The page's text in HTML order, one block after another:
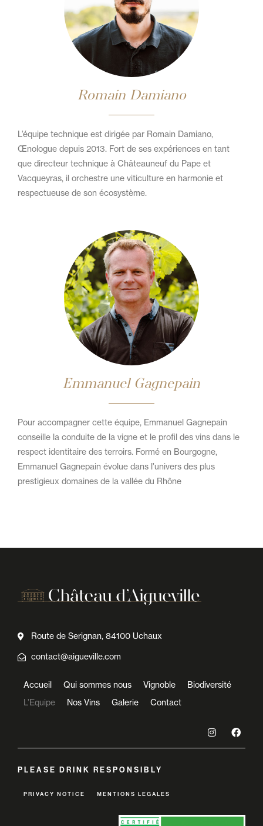
Romain Damiano
L’équipe technique est dirigée par Romain Damiano,
Œnologue depuis 2013. Fort de ses expériences en tant
que directeur technique à Châteauneuf du Pape et
Vacqueyras, il orchestre une viticulture en harmonie et
respectueuse de son écosystème.
Emmanuel Gagnepain
Pour accompagner cette équipe, Emmanuel Gagnepain
conseille la conduite de la vigne et le profil des vins dans le
respect identitaire des terroirs. Formé en Bourgogne,
Emmanuel Gagnepain évolue dans l’univers des plus
prestigieux domaines de la vallée du Rhône
Route de Serignan, 84100 Uchaux
contact@aigueville.com
Accueil Qui sommes nous Vignoble
Biodiversité
L’Equipe
Nos Vins Galerie Contact
PLEASE DRINK RESPONSIBLY
PRIVACY NOTICE MENTIONS LEGALES